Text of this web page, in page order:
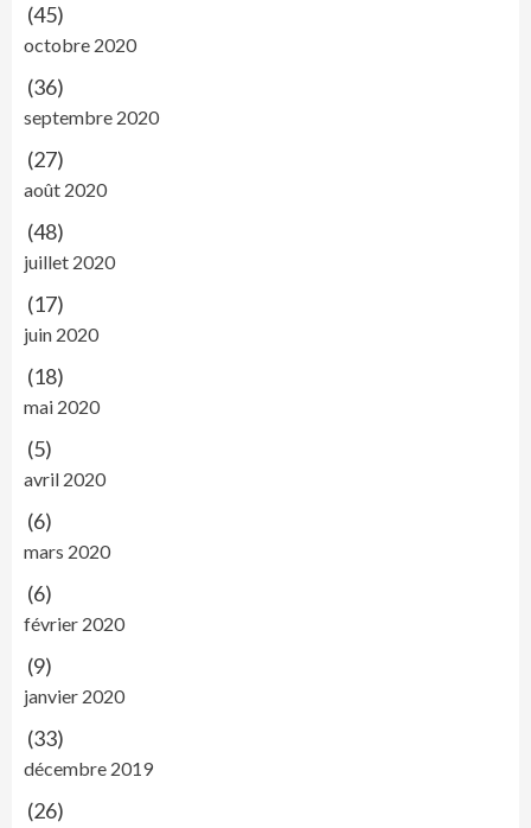
(45)
octobre 2020
(36)
septembre 2020
(27)
août 2020
(48)
juillet 2020
(17)
juin 2020
(18)
mai 2020
(5)
avril 2020
(6)
mars 2020
(6)
février 2020
(9)
janvier 2020
(33)
décembre 2019
(26)